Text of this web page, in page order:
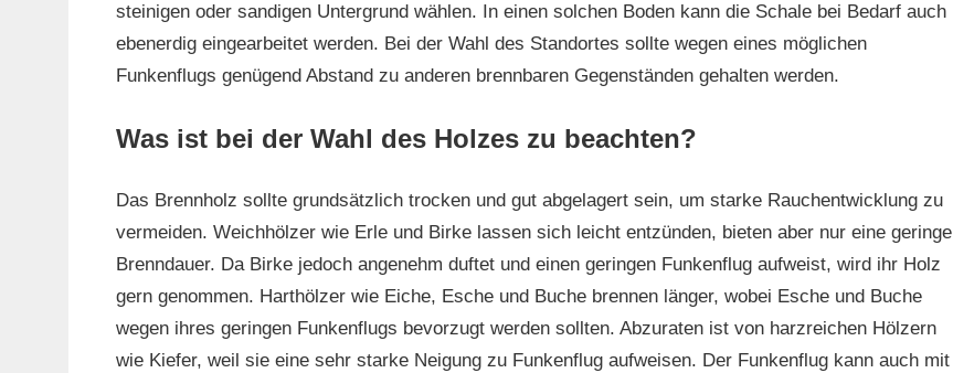
steinigen oder sandigen Untergrund wählen. In einen solchen Boden kann die Schale bei Bedarf auch
ebenerdig eingearbeitet werden. Bei der Wahl des Standortes sollte wegen eines möglichen
Funkenflugs genügend Abstand zu anderen brennbaren Gegenständen gehalten werden.
Was ist bei der Wahl des Holzes zu beachten?
Das Brennholz sollte grundsätzlich trocken und gut abgelagert sein, um starke Rauchentwicklung zu
vermeiden. Weichhölzer wie Erle und Birke lassen sich leicht entzünden, bieten aber nur eine geringe
Brenndauer. Da Birke jedoch angenehm duftet und einen geringen Funkenflug aufweist, wird ihr Holz
gern genommen. Harthölzer wie Eiche, Esche und Buche brennen länger, wobei Esche und Buche
wegen ihres geringen Funkenflugs bevorzugt werden sollten. Abzuraten ist von harzreichen Hölzern
wie Kiefer, weil sie eine sehr starke Neigung zu Funkenflug aufweisen. Der Funkenflug kann auch mit